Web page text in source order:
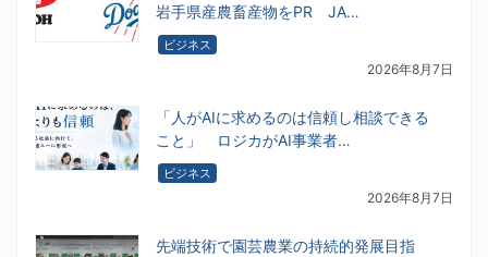
岩手県産農畜産物をPR JA…
ビジネス
2026年8月7日
「人がAIに求めるのは信頼し相談できる
こと」 ロジカがAI事業者…
ビジネス
2026年8月7日
先端技術で園芸農業の持続的発展目指